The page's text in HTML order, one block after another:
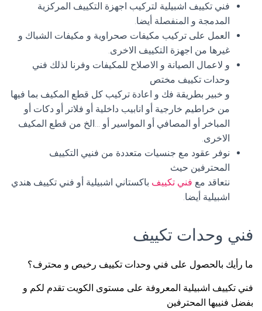
فني تكييف اشبيلية لتركيب اجهزة التكييف المركزية
المدمجة و المنفصلة أيضا.
العمل على تركيب مكيفات صحراوية و مكيفات الشباك و
غيرها من اجهزة التكييف الاخرى.
و لاعمال الصيانة و الاصلاح للمكيفات وفرنا لذلك فني
وحدات تكييف مختص
و خبير بطريقة فك و اعادة تركيب كل قطع المكيف بما فيها
من خراطيم خارجية أو انابيب داخلية أو فلاتر أو دكات أو
المباخر أو المصافي أو المواسير أو …الخ من قطع المكيف
الاخرى.
نوفر عقود مع جنسيات متعددة من فنيي التكييف
المحترفين حيث
نتعاقد مع فني تكييف باكستاني اشبيلية أو فني تكييف هندي
اشبيلية أيضا.
فني وحدات تكييف
ما رأيك بالحصول على فني وحدات تكييف رخيص و محترف؟
فني تكييف اشبيلية المعروفة على مستوى الكويت تقدم لكم و
بفضل فنييها المحترفين